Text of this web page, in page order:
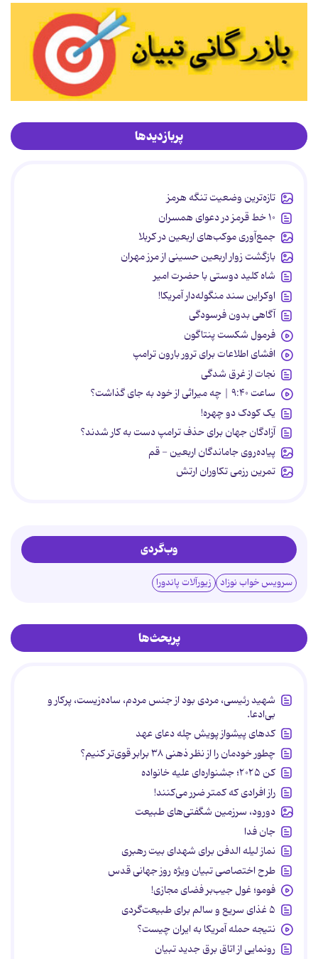
پربازدیدها
تازه‌ترین وضعیت تنگه هرمز
۱۰ خط قرمز در دعوای همسران
جمع‌آوری موکب‌های اربعین در کربلا
بازگشت زوار اربعین حسینی از مرز مهران
شاه کلید دوستی با حضرت امیر
اوکراین سند منگوله‌دار آمریکا!
آگاهی بدون فرسودگی
فرمول شکست پنتاگون
افشای اطلاعات برای ترور بارون ترامپ
نجات از غرق شدگی
ساعت ۹:۴۰ | چه میراثی از خود به جای گذاشت؟
یک کودک دو چهره!
آزادگان جهان برای حذف ترامپ دست به کار شدند؟
پیاده‌روی جاماندگان اربعین - قم
تمرین رزمی تکاوران ارتش
وب‌گردی
سرویس خواب نوزاد زیورآلات پاندورا
پربحث‌ها
شهید رئیسی، مردی بود از جنس مردم، ساده‌زیست، پرکار و
بی‌ادعا.
کدهای پیشواز پویش چله دعای عهد
چطور خودمان را از نظر ذهنی ۳۸ برابر قوی‌تر کنیم؟
کن ۲۰۲۵؛ جشنواره‌ای علیه خانواده
راز افرادی که کمتر ضرر می‌کنند!
دورود، سرزمین شگفتی‌های طبیعت
جان فدا
نماز لیله الدفن برای شهدای بیت رهبری
طرح اختصاصی تبیان ویژه روز جهانی قدس
فومو؛ غول جیب‌بر فضای مجازی!
۵ غذای سریع و سالم برای طبیعت‌گردی
نتیجه حمله آمریکا به ایران چیست؟
رونمایی از اتاق برق جدید تبیان